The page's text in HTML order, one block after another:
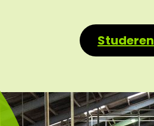
Studeren